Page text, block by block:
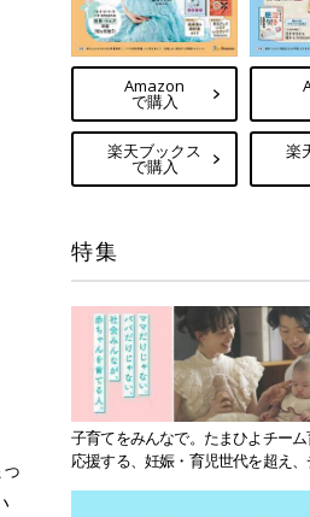
Amazon
で購入
楽天ブックス
で購入
楽
特集
子育てをみんなで。たまひよチー
応援する、妊娠・育児世代を超え